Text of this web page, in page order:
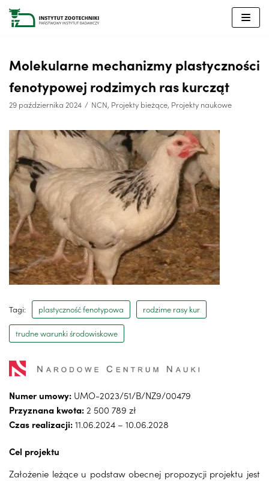
Przejdź
do
Molekularne mechanizmy plastyczności
fenotypowej rodzimych ras kurcząt
29 października 2024 NCN, Projekty bieżące, Projekty naukowe
Tagi: plastyczność fenotypowa rodzime rasy kur
trudne warunki środowiskowe
Numer umowy: UMO-2023/51/B/NZ9/00479
Przyznana kwota:2 500 789 zł
Czas realizacji:11.06.2024 – 10.06.2028
Cel projektu
Założenie leżące u podstaw obecnej propozycji projektu jest